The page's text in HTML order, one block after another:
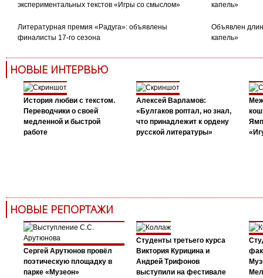
экспериментальных текстов «Игры со смыслом»
капель»
Литературная премия «Радуга»: объявлены
финалисты 17-го сезона
Объявлен
капель»
НОВЫЕ ИНТЕРВЬЮ
История любви с текстом.
Переводчики о своей
медленной и быстрой
работе
Алексей Варламов:
«Булгаков роптал, но знал,
что принадлежит к ордену
русской литературы»
НОВЫЕ РЕПОРТАЖИ
Сергей Арутюнов провёл
поэтическую площадку в
парке «Музеон»
Студенты третьего курса
Виктория Курицина и
Андрей Трифонов
выступили на фестивале